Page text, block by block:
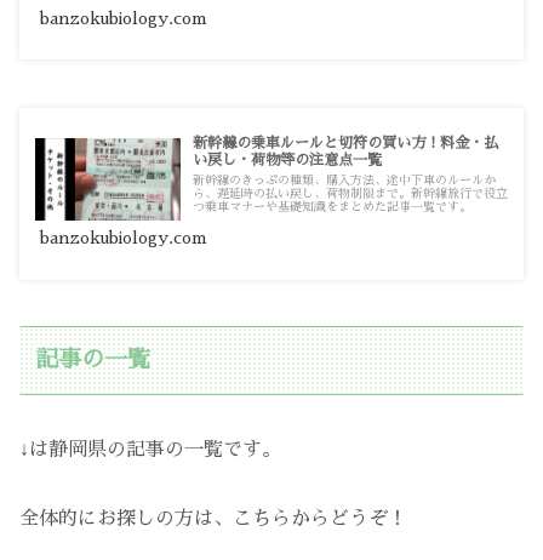
banzokubiology.com
新幹線の乗車ルールと切符の買い方！料金・払
い戻し・荷物等の注意点一覧
新幹線のきっぷの種類、購入方法、途中下車のルールか
ら、遅延時の払い戻し、荷物制限まで。新幹線旅行で役立
つ乗車マナーや基礎知識をまとめた記事一覧です。
banzokubiology.com
記事の一覧
↓は静岡県の記事の一覧です。
全体的にお探しの方は、こちらからどうぞ！